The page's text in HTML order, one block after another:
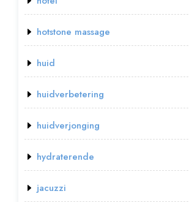
hotstone massage
huid
huidverbetering
huidverjonging
hydraterende
jacuzzi